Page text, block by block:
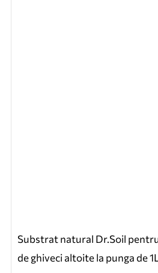
Substrat natural Dr.Soil
de ghiveci altoite la punga de